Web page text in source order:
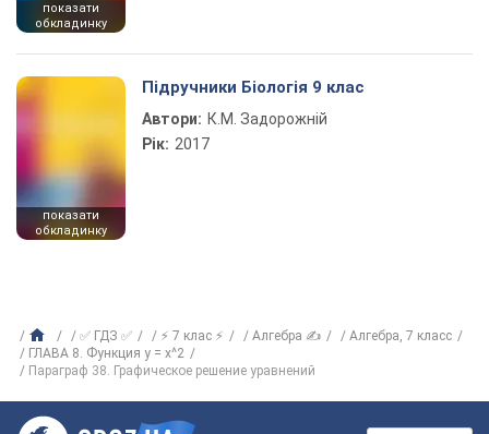
показати
обкладинку
показати
обкладинку
Підручники Біологія 9 клас
Автори: К.М. Задорожній
Рік: 2017
✅ ГДЗ ✅ ⚡ 7 клас ⚡ Алгебра ✍
Алгебра, 7 класс
ГЛАВА 8. Функция у = х^2
Параграф 38. Графическое решение уравнений